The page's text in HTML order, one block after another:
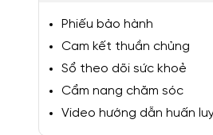
Phiếu bảo hành
Cam kết thuần chủng
Sổ theo dõi sức khoẻ
Cẩm nang chăm sóc
Video hướng dẫn huấn